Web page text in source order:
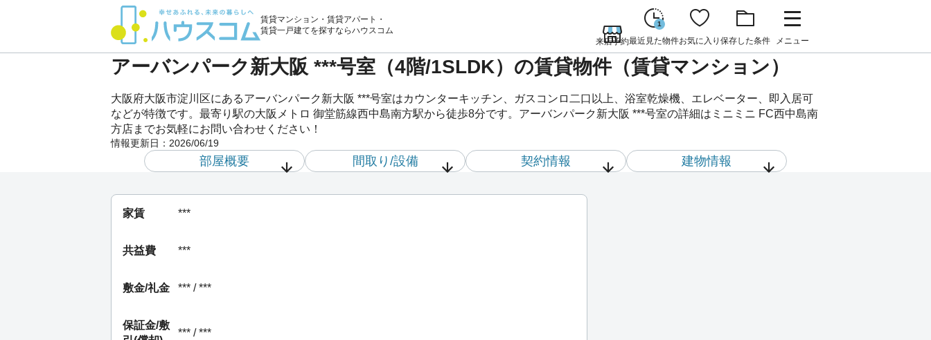
賃貸マンション・賃貸アパート・
賃貸一戸建てを探すならハウスコム
来店予約
1
最近見た物件お気に入り 保存した条件 メニュー
アーバンパーク新大阪 ***号室（4階/1SLDK）の賃貸物件（賃貸マンション）
大阪府大阪市淀川区にあるアーバンパーク新大阪 ***号室はカウンターキッチン、ガスコンロ二口以上、浴室乾燥機、エレベーター、即入居可
などが特徴です。最寄り駅の大阪メトロ 御堂筋線西中島南方駅から徒歩8分です。アーバンパーク新大阪 ***号室の詳細はミニミニ FC西中島南
方店までお気軽にお問い合わせください！
情報更新日： 2026/06/19
部屋概要 間取り/設備 契約情報 建物情報
家賃 ***
共益費 ***
敷金/礼金 *** / ***
保証金/敷
*** / ***